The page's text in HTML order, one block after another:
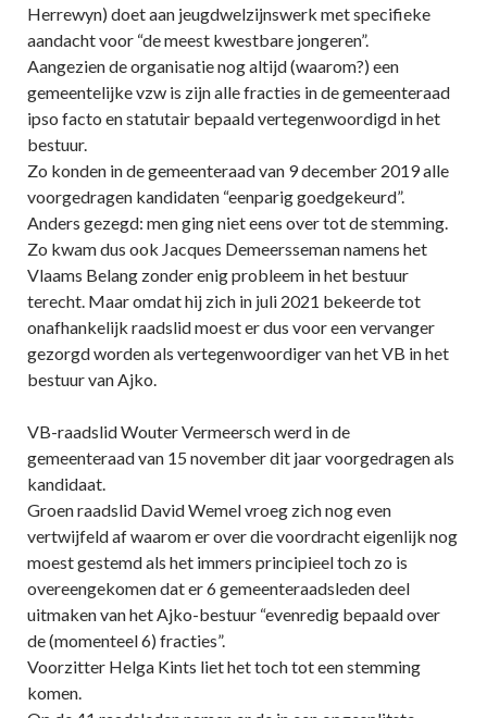
Herrewyn) doet aan jeugdwelzijnswerk met specifieke
aandacht voor “de meest kwestbare jongeren”.
Aangezien de organisatie nog altijd (waarom?) een
gemeentelijke vzw is zijn alle fracties in de gemeenteraad
ipso facto en statutair bepaald vertegenwoordigd in het
bestuur.
Zo konden in de gemeenteraad van 9 december 2019 alle
voorgedragen kandidaten “eenparig goedgekeurd”.
Anders gezegd: men ging niet eens over tot de stemming.
Zo kwam dus ook Jacques Demeersseman namens het
Vlaams Belang zonder enig probleem in het bestuur
terecht. Maar omdat hij zich in juli 2021 bekeerde tot
onafhankelijk raadslid moest er dus voor een vervanger
gezorgd worden als vertegenwoordiger van het VB in het
bestuur van Ajko.
VB-raadslid Wouter Vermeersch werd in de
gemeenteraad van 15 november dit jaar voorgedragen als
kandidaat.
Groen raadslid David Wemel vroeg zich nog even
vertwijfeld af waarom er over die voordracht eigenlijk nog
moest gestemd als het immers principieel toch zo is
overeengekomen dat er 6 gemeenteraadsleden deel
uitmaken van het Ajko-bestuur “evenredig bepaald over
de (momenteel 6) fracties”.
Voorzitter Helga Kints liet het toch tot een stemming
komen.